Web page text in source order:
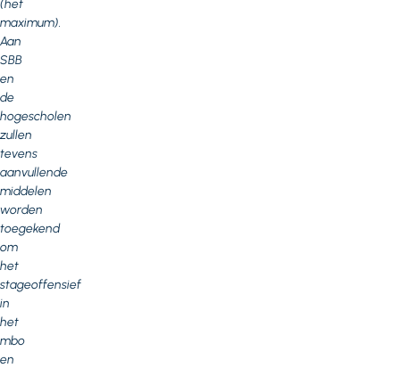
(het
maximum).
Aan
SBB
en
de
hogescholen
zullen
tevens
aanvullende
middelen
worden
toegekend
om
het
stageoffensief
in
het
mbo
en